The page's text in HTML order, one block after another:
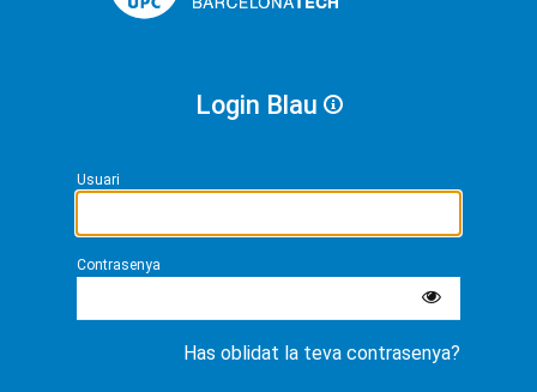
Login Blau
Usuari
Contrasenya
Has oblidat la teva contrasenya?